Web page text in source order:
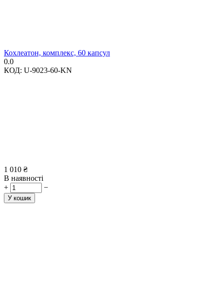
Кохлеатон, комплекс, 60 капсул
0.0
КОД: U-9023-60-KN
1 010 ₴
В наявності
+
−
У кошик